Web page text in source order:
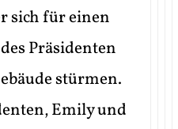
sich für einen
Präsidenten
stürmen.
Emily und